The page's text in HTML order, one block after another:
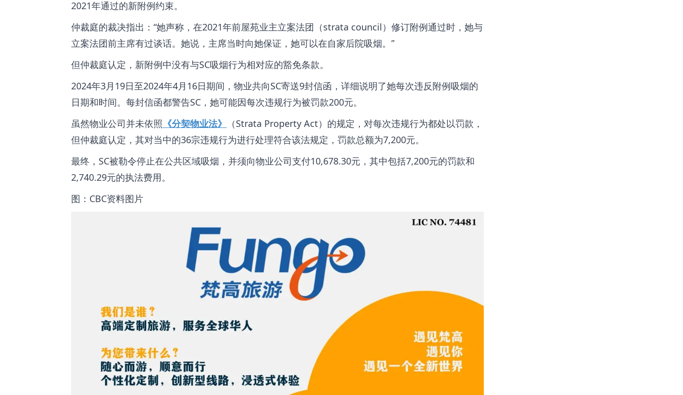
2021年通过的新附例约束。
仲裁庭的裁决指出：“她声称，在2021年前屋苑业主立案法团（strata council）修订附例通过时，她与
立案法团前主席有过谈话。她说，主席当时向她保证，她可以在自家后院吸烟。”
但仲裁庭认定，新附例中没有与SC吸烟行为相对应的豁免条款。
2024年3月19日至2024年4月16日期间，物业共向SC寄送9封信函，详细说明了她每次违反附例吸烟的
日期和时间。每封信函都警告SC，她可能因每次违规行为被罚款200元。
虽然物业公司并未依照 《分契物业法》
（Strata Property Act）的规定，对每次违规行为都处以罚款，
但仲裁庭认定，其对当中的36宗违规行为进行处理符合该法规定，罚款总额为7,200元。
最终，SC被勒令停止在公共区域吸烟，并须向物业公司支付10,678.30元，其中包括7,200元的罚款和
2,740.29元的执法费用。
图：CBC资料图片